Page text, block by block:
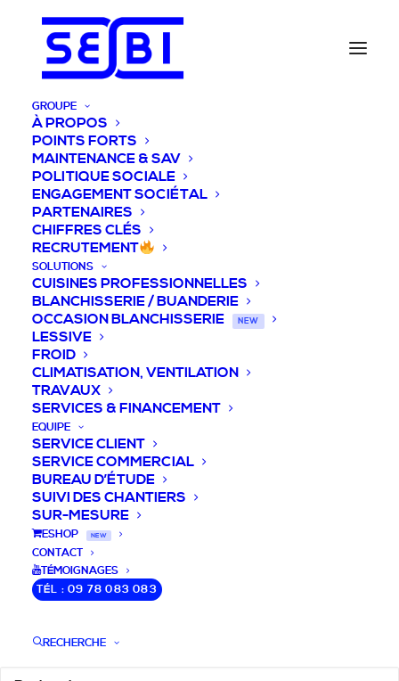
GROUPE
À PROPOS
POINTS FORTS
MAINTENANCE & SAV
POLITIQUE SOCIALE
ENGAGEMENT SOCIÉTAL
PARTENAIRES
CHIFFRES CLÉS
RECRUTEMENT
SOLUTIONS
CUISINES PROFESSIONNELLES
BLANCHISSERIE / BUANDERIE
OCCASION BLANCHISSERIE
NEW
LESSIVE
FROID
CLIMATISATION, VENTILATION
TRAVAUX
SERVICES & FINANCEMENT
EQUIPE
SERVICE CLIENT
SERVICE COMMERCIAL
BUREAU D’ÉTUDE
SUIVI DES CHANTIERS
SUR-MESURE
ESHOP NEW
CONTACT
TÉMOIGNAGES
TÉL : 09 78 083 083
RECHERCHE
DEVIS / CONSEILS /
QUESTIONS
votre projet de blanchisserie intégrée!